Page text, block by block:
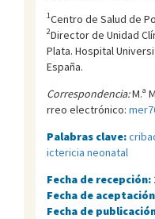
1Centro de Salud de
2Director de Unidad
Plata. Hospital
España.
Correspondencia:M.ª
rreo electrónico:
Palabras clave:
ictericia neonatal
Fecha de recepción:
Fecha de
Fecha de